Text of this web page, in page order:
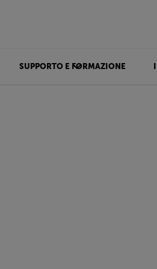
SUPPORTO E FORMAZIONE